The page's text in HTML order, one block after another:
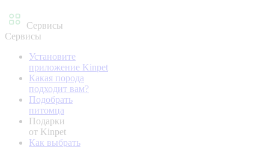
Сервисы
Сервисы
Установите
приложение Kinpet
Какая порода
подходит вам?
Подобрать
питомца
Подарки
от Kinpet
Как выбрать